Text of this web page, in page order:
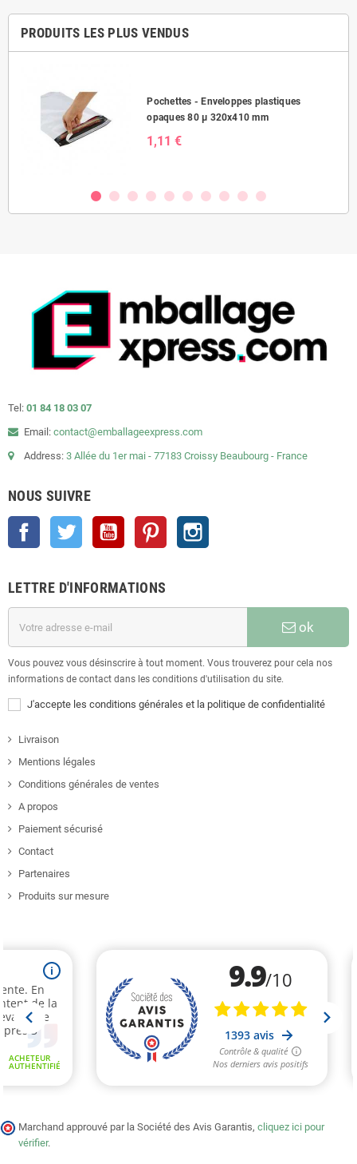
PRODUITS LES PLUS VENDUS
Pochettes - Enveloppes plastiques
opaques 80 µ 320x410 mm
1,11 €
Tel: 01 84 18 03 07
Email: contact@emballageexpress.com
Address: 3 Allée du 1er mai - 77183 Croissy Beaubourg - France
NOUS SUIVRE
Facebook Twitter YouTube Pinterest
LETTRE D'INFORMATIONS
ok
Vous pouvez vous désinscrire à tout moment. Vous trouverez pour cela nos
informations de contact dans les conditions d'utilisation du site.
J'accepte les conditions générales et la politique de confidentialité
Livraison
Mentions légales
Conditions générales de ventes
A propos
Paiement sécurisé
Contact
Partenaires
Produits sur mesure
Marchand approuvé par la Société des Avis Garantis, cliquez ici pour
vérifier.